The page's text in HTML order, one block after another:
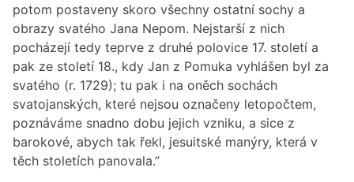
potom postaveny skoro všechny ostatní sochy a
obrazy svatého Jana Nepom. Nejstarší z nich
pocházejí tedy teprve z druhé polovice 17. století a
pak ze století 18., kdy Jan z Pomuka vyhlášen byl za
svatého (r. 1729); tu pak i na oněch sochách
svatojanských, které nejsou označeny letopočtem,
poznáváme snadno dobu jejich vzniku, a sice z
barokové, abych tak řekl, jesuitské manýry, která v
těch stoletích panovala.”